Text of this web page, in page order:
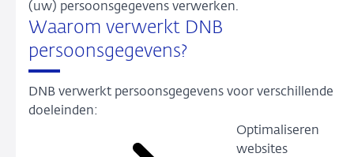
(uw) persoonsgegevens verwerken.
Waarom verwerkt DNB
persoonsgegevens?
DNB verwerkt persoonsgegevens voor verschillende
doeleinden:
Optimaliseren
websites